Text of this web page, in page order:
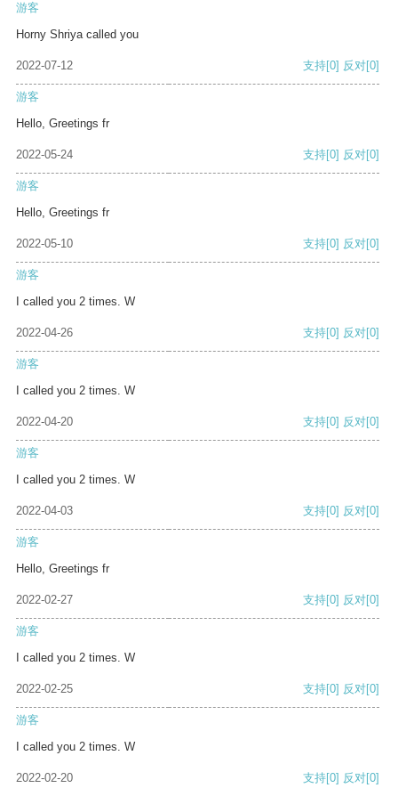
游客
Horny Shriya called you
2022-07-12 支持[0] 反对[0]
游客
Hello, Greetings fr
2022-05-24 支持[0] 反对[0]
游客
Hello, Greetings fr
2022-05-10 支持[0] 反对[0]
游客
I called you 2 times. W
2022-04-26 支持[0] 反对[0]
游客
I called you 2 times. W
2022-04-20 支持[0] 反对[0]
游客
I called you 2 times. W
2022-04-03 支持[0] 反对[0]
游客
Hello, Greetings fr
2022-02-27 支持[0] 反对[0]
游客
I called you 2 times. W
2022-02-25 支持[0] 反对[0]
游客
I called you 2 times. W
2022-02-20 支持[0] 反对[0]